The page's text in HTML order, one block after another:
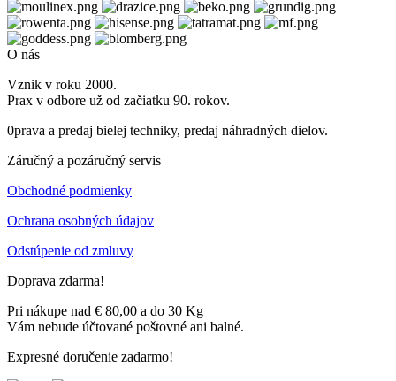
O nás
Vznik v roku 2000.
Prax v odbore už od začiatku 90. rokov.
0prava a predaj bielej techniky, predaj náhradných dielov.
Záručný a pozáručný servis
Obchodné podmienky
Ochrana osobných údajov
Odstúpenie od zmluvy
Doprava zdarma!
Pri nákupe nad € 80,00 a do 30 Kg
Vám nebude účtované poštovné ani balné.
Expresné doručenie zadarmo!